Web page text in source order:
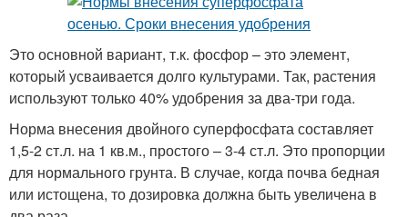
Это основной вариант, т.к. фосфор – это элемент,
который усваивается долго культурами. Так, растения
используют только 40% удобрения за два-три года.
Норма внесения двойного суперфосфата составляет
1,5-2 ст.л. на 1 кв.м., простого – 3-4 ст.л. Это пропорции
для нормального грунта. В случае, когда почва бедная
или истощена, то дозировка должна быть увеличена в